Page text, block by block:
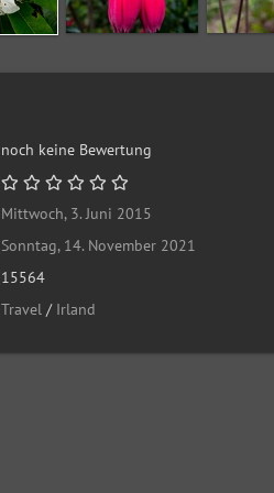
noch keine Bewertung
Mittwoch, 3. Juni 2015
Sonntag, 14. November 2021
15564
Travel / Irland